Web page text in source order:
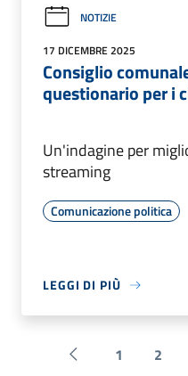
NOTIZIE
17 DICEMBRE 2025
Consiglio
questionario per i
Un'indagine per
streaming
Comunicazione politica
LEGGI DI PIÙ
Pagina precedente
1 2